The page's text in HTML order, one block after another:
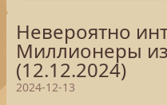
Невероятно
Миллионеры
(12.12.2024)
2024-12-13